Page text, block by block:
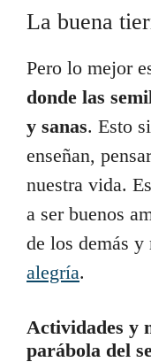
La buena
Pero lo mejor
donde las
y sanas. Esto
enseñan,
nuestra vida.
a ser buenos
de los demás y
alegría.
Actividades y
parábola del